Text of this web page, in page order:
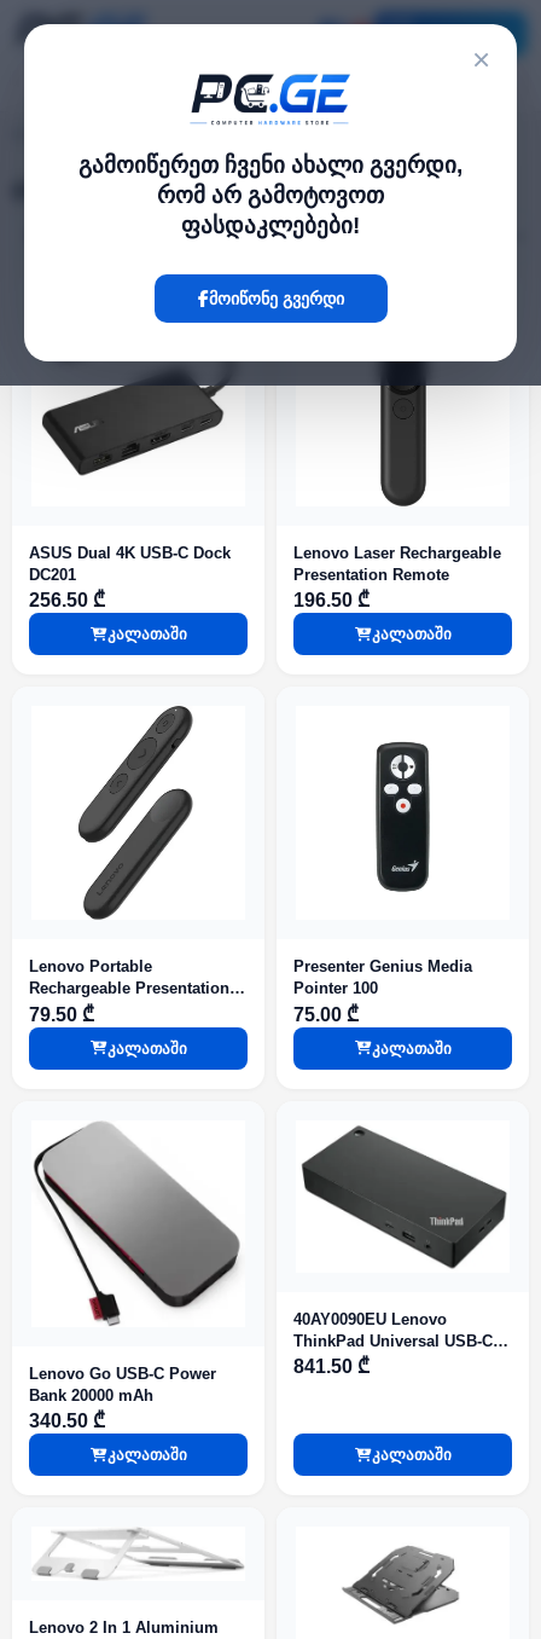
×
გამოიწერეთ ჩვენი ახალი გვერდი,
რომ არ გამოტოვოთ
ფასდაკლებები!
მოიწონე გვერდი
დოქინგ სტანციები
11 პროდუქტი
ASUS Dual 4K USB-C Dock
DC201
256.50 ₾
კალათაში
Lenovo Laser Rechargeable
Presentation Remote
196.50 ₾
კალათაში
Lenovo Portable
Rechargeable Presentation
Remote
79.50 ₾
კალათაში
Presenter Genius Media
Pointer 100
75.00 ₾
კალათაში
Lenovo Go USB-C Power
Bank 20000 mAh
340.50 ₾
კალათაში
40AY0090EU Lenovo
ThinkPad Universal USB-C
Dock
841.50 ₾
კალათაში
Lenovo 2 In 1 Aluminium